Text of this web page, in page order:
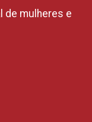
de mulheres e